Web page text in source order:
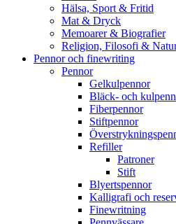
Hälsa, Sport & Fritid
Mat & Dryck
Memoarer & Biografier
Religion, Filosofi &
Pennor och finewriting
Pennor
Gelkulpennor
Bläck- och
Fiberpennor
Stiftpennor
Refiller
Patroner
Stift
Blyertspennor
Kalligrafi och
Finewritning